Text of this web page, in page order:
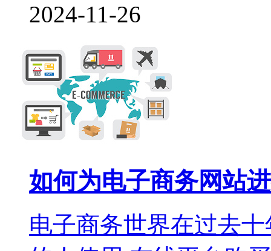
2024-11-26
如何为电子商务网站
电子商务世界在过去